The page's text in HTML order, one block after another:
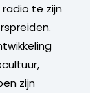
te zijn
zijn